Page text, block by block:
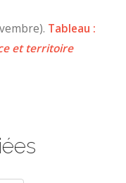
Tableau :
et territoire